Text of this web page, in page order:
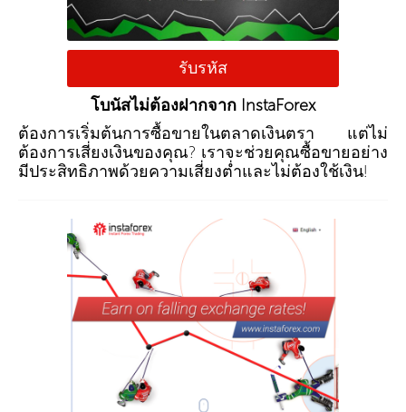
รับรหัส
โบนัสไม่ต้องฝากจาก InstaForex
ต้องการเริ่มต้นการซื้อขายในตลาดเงินตรา แต่ไม่
ต้องการเสี่ยงเงินของคุณ? เราจะช่วยคุณซื้อขายอย่าง
มีประสิทธิภาพด้วยความเสี่ยงต่ำและไม่ต้องใช้เงิน!